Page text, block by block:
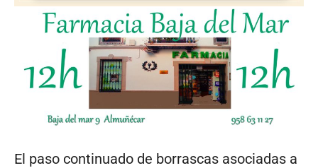
El paso continuado de borrascas asociadas a